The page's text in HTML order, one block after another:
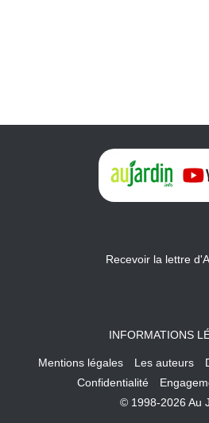
Recevoir la lettre
INFORMATIONS
Mentions légales Les auteurs
Confidentialité
© 1998-2026 Au